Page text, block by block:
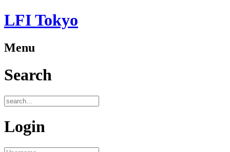
LFI Tokyo
Menu
Search
Login